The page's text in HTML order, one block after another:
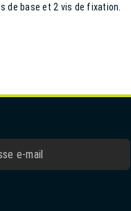
de base et 2 vis de fixation.